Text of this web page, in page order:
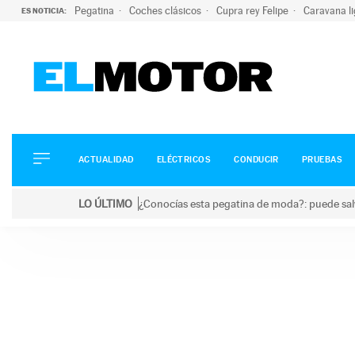
ES NOTICIA: Pegatina Coches clásicos Cupra rey Felipe Caravana
ELÉCTRICOS
CONDUCIR
ACTUALIDAD ELÉCTRICOS CONDUCIR PRUEBAS
LO ÚLTIMO ¿Conocías esta pegatina de moda?: puede